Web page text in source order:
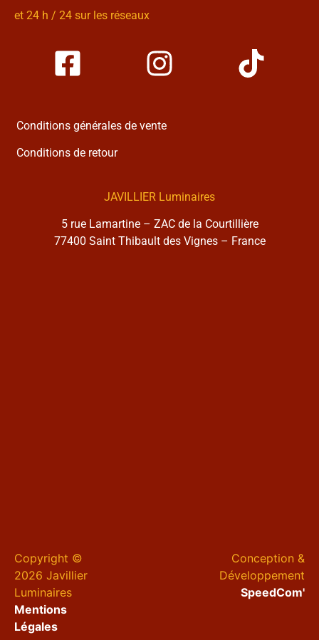
et 24 h / 24 sur les réseaux
Conditions générales de vente
Conditions de retour
JAVILLIER Luminaires
5 rue Lamartine – ZAC de la Courtillière
77400 Saint Thibault des Vignes – France
Copyright ©
2026 Javillier
Luminaires
Mentions
Légales
Conception &
Développement
SpeedCom'